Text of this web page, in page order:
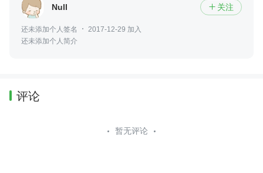
Null  关注
还未添加个人签名
2017-12-29 加入
还未添加个人简介
评论
暂无评论